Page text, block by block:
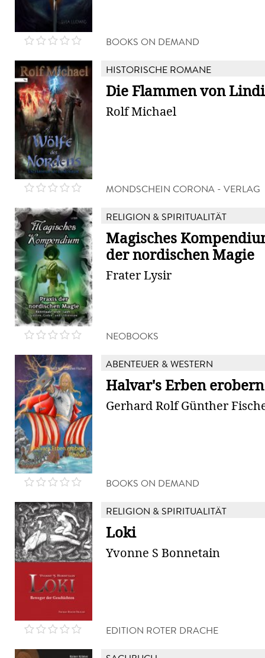
BOOKS ON DEMAND
HISTORISCHE ROMANE
Die Flammen von
Rolf Michael
MONDSCHEIN CORONA - VERLAG
RELIGION & SPIRITUALITÄT
Magisches
der nordischen Magie
Frater Lysir
NEOBOOKS
ABENTEUER & WESTERN
Halvar's Erben
Gerhard Rolf Günther
BOOKS ON DEMAND
RELIGION & SPIRITUALITÄT
Loki
Yvonne S Bonnetain
EDITION ROTER DRACHE